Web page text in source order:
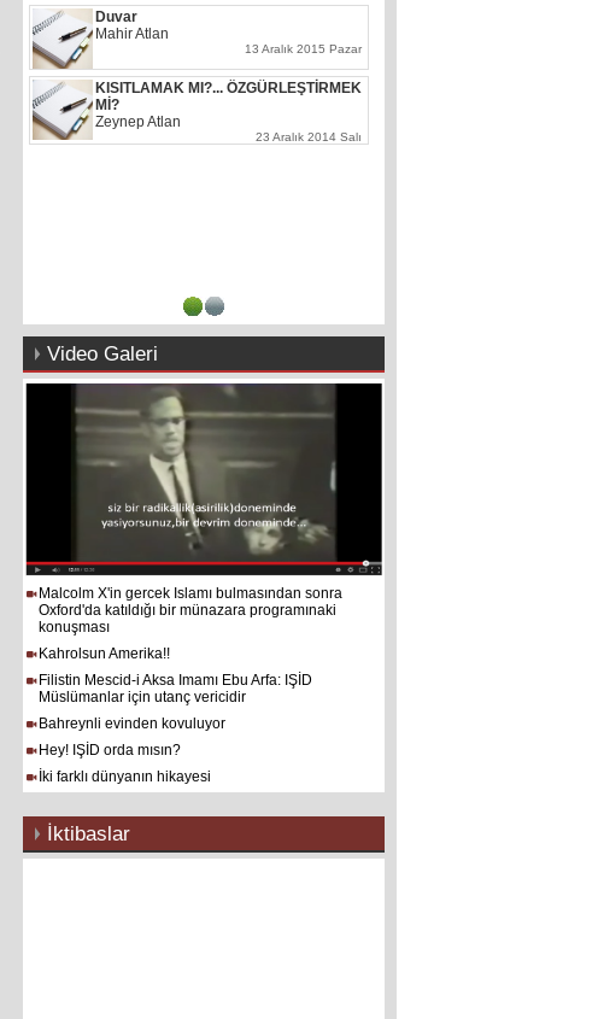
Duvar
Mahir Atlan
13 Aralık 2015 Pazar
KISITLAMAK MI?... ÖZGÜRLEŞTİRMEK
Mİ?
Zeynep Atlan
23 Aralık 2014 Salı
1
Video Galeri
Malcolm X'in gercek Islamı bulmasından sonra
Oxford'da katıldığı bir münazara programınaki
konuşması
Kahrolsun Amerika!!
Filistin Mescid-i Aksa Imamı Ebu Arfa: IŞİD
Müslümanlar için utanç vericidir
Bahreynli evinden kovuluyor
Hey! IŞİD orda mısın?
İki farklı dünyanın hikayesi
İktibaslar